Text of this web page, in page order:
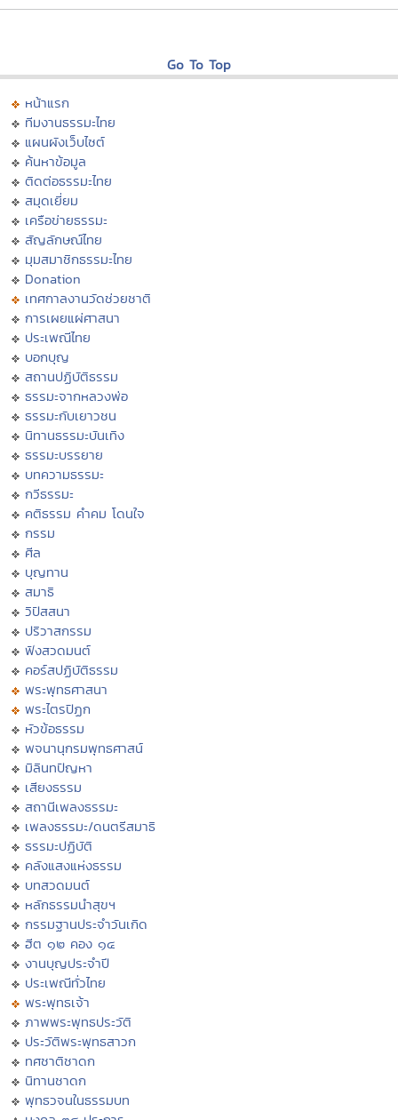
Go To Top
หน้าแรก
ทีมงานธรรมะไทย
แผนผังเว็บไซต์
ค้นหาข้อมูล
ติดต่อธรรมะไทย
สมุดเยี่ยม
เครือข่ายธรรมะ
สัญลักษณ์ไทย
มุมสมาชิกธรรมะไทย
Donation
เทศกาลงานวัดช่วยชาติ
การเผยแผ่ศาสนา
ประเพณีไทย
บอกบุญ
สถานปฏิบัติธรรม
ธรรมะจากหลวงพ่อ
ธรรมะกับเยาวชน
นิทานธรรมะบันเทิง
ธรรมะบรรยาย
บทความธรรมะ
กวีธรรมะ
คติธรรม คำคม โดนใจ
กรรม
ศีล
บุญทาน
สมาธิ
วิปัสสนา
ปริวาสกรรม
ฟังสวดมนต์
คอร์สปฏิบัติธรรม
พระพุทธศาสนา
พระไตรปิฏก
หัวข้อธรรม
พจนานุกรมพุทธศาสน์
มิลินทปัญหา
เสียงธรรม
สถานีเพลงธรรมะ
เพลงธรรมะ/ดนตรีสมาธิ
ธรรมะปฏิบัติ
คลังแสงแห่งธรรม
บทสวดมนต์
หลักธรรมนำสุขฯ
กรรมฐานประจำวันเกิด
ฮีต ๑๒ คอง ๑๔
งานบุญประจำปี
ประเพณีทั่วไทย
พระพุทธเจ้า
ภาพพระพุทธประวัติ
ประวัติพระพุทธสาวก
ทศชาติชาดก
นิทานชาดก
พุทธวจนในธรรมบท